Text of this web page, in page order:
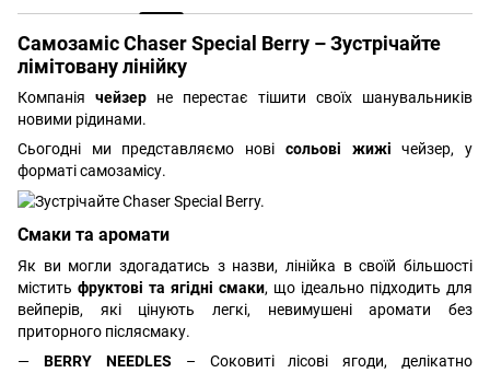
Самозаміс Chaser Special Berry – Зустрічайте
лімітовану лінійку
Компанія чейзер не перестає тішити своїх шанувальників
новими рідинами.
Сьогодні ми представляємо нові сольові жижі чейзер, у
форматі самозамісу.
Смаки та аромати
Як ви могли здогадатись з назви, лінійка в своїй більшості
містить фруктові та ягідні смаки, що ідеально підходить для
вейперів, які цінують легкі, невимушені аромати без
приторного післясмаку.
BERRY NEEDLES – Соковиті лісові ягоди, делікатно